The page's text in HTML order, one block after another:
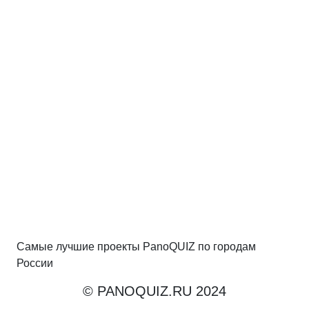
Самые лучшие проекты PanoQUIZ по городам
России
© PANOQUIZ.RU 2024